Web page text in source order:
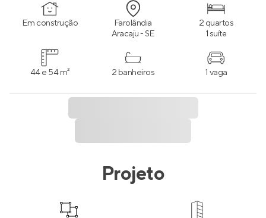
Em construção Farolândia
Aracaju - SE
2 quartos
1 suíte
44 e 54 m² 2 banheiros 1 vaga
Projeto